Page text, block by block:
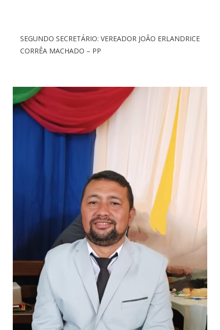
SEGUNDO SECRETÁRIO: VEREADOR JOÃO ERLANDRICE
CORRÊA MACHADO – PP